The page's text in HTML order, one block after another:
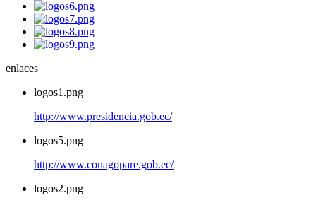
enlaces
logos1.png
http://www.presidencia.gob.ec/
logos5.png
http://www.conagopare.gob.ec/
logos2.png